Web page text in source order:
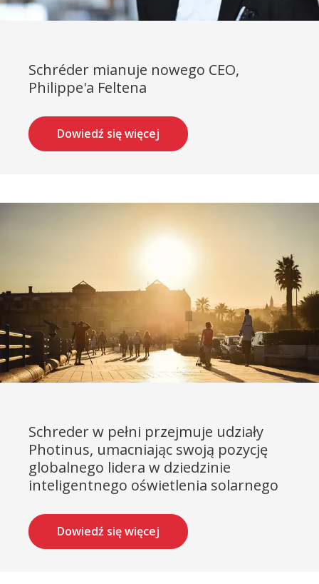
Schréder mianuje nowego CEO,
Philippe'a Feltena
Dowiedź się więcej
Schreder w pełni przejmuje udziały
Photinus, umacniając swoją pozycję
globalnego lidera w dziedzinie
inteligentnego oświetlenia solarnego
Dowiedź się więcej